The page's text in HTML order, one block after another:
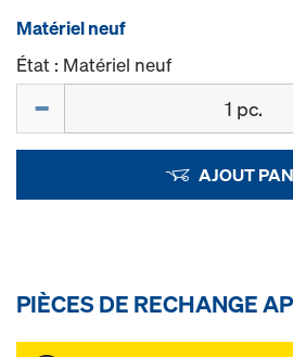
Matériel neuf
État : Matériel neuf
AJOUT
PIÈCES DE RECHANGE